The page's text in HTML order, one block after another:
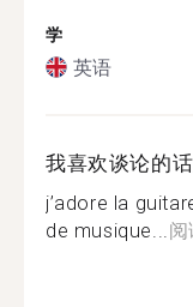
学
英语
我喜欢谈论的
j’adore la
de musique... 阅